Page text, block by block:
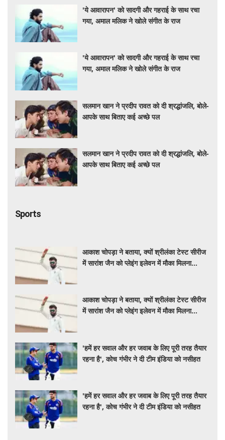
'ये आवारापन' को सादगी और गहराई के साथ रचा
गया, अमाल मलिक ने खोले संगीत के राज
'ये आवारापन' को सादगी और गहराई के साथ रचा
गया, अमाल मलिक ने खोले संगीत के राज
सलमान खान ने प्रदीप रावत को दी श्रद्धांजलि, बोले-
आपके साथ बिताए कई अच्छे पल
सलमान खान ने प्रदीप रावत को दी श्रद्धांजलि, बोले-
आपके साथ बिताए कई अच्छे पल
Sports
आकाश चोपड़ा ने बताया, क्यों श्रीलंका टेस्ट सीरीज
में सारांश जैन को प्लेइंग इलेवन में मौका मिलना
आकाश चोपड़ा ने बताया, क्यों श्रीलंका टेस्ट सीरीज
में सारांश जैन को प्लेइंग इलेवन में मौका मिलना
'हमें हर सवाल और हर जवाब के लिए पूरी तरह तैयार
रहना है', कोच गंभीर ने दी टीम इंडिया को नसीहत
'हमें हर सवाल और हर जवाब के लिए पूरी तरह तैयार
रहना है', कोच गंभीर ने दी टीम इंडिया को नसीहत